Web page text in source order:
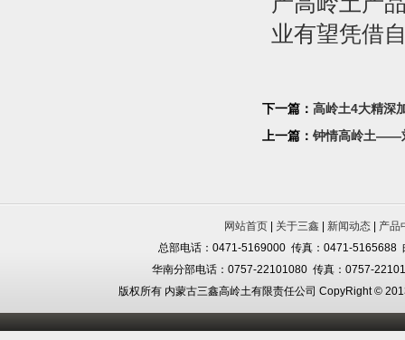
业有望凭借
下一篇： 高岭土4大精深
上一篇： 钟情高岭土——
网站首页 关于三鑫 新闻动态
产品
总部电话：0471-5169000 传真：0471-5165688
华南分部电话：0757-22101080 传真：0757-
版权所有 内蒙古三鑫高岭土有限责任公司 CopyRight ©